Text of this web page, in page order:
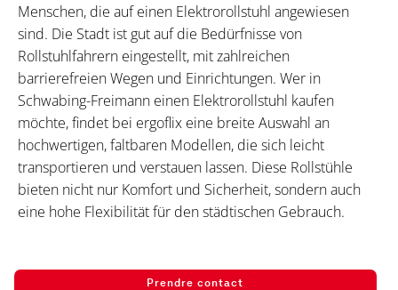
Menschen, die auf einen Elektrorollstuhl angewiesen
sind. Die Stadt ist gut auf die Bedürfnisse von
Rollstuhlfahrern eingestellt, mit zahlreichen
barrierefreien Wegen und Einrichtungen. Wer in
Schwabing-Freimann einen Elektrorollstuhl kaufen
möchte, findet bei ergoflix eine breite Auswahl an
hochwertigen, faltbaren Modellen, die sich leicht
transportieren und verstauen lassen. Diese Rollstühle
bieten nicht nur Komfort und Sicherheit, sondern auch
eine hohe Flexibilität für den städtischen Gebrauch.
Prendre contact